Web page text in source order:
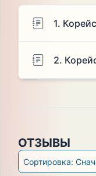
1.
2.
ОТЗЫВЫ